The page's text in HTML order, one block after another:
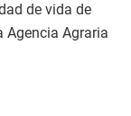
de vida de
Agencia Agraria